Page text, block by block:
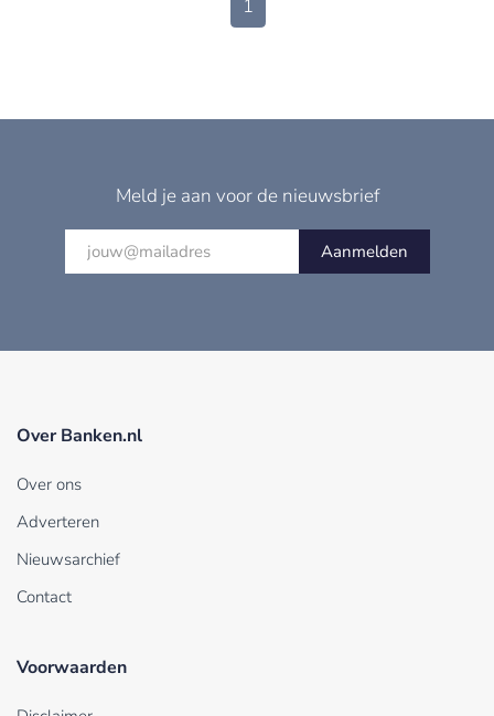
1
Meld je aan voor de nieuwsbrief
Aanmelden
Over Banken.nl
Over ons
Adverteren
Nieuwsarchief
Contact
Voorwaarden